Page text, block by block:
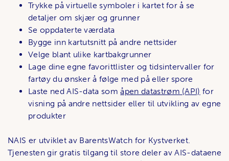
Trykke på virtuelle symboler i kartet for å se
detaljer om skjær og grunner
Se oppdaterte værdata
Bygge inn kartutsnitt på andre nettsider
Velge blant ulike kartbakgrunner
Lage dine egne favorittlister og tidsintervaller for
fartøy du ønsker å følge med på eller spore
Laste ned AIS-data somåpen datastrøm (API) for
visning på andre nettsider eller til utvikling av egne
produkter
NAIS er utviklet av BarentsWatch for Kystverket.
Tjenesten gir gratis tilgang til store deler av AIS-dataene